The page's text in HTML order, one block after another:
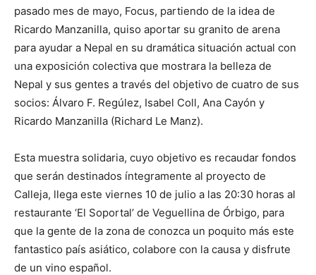
pasado mes de mayo, Focus, partiendo de la idea de
Ricardo Manzanilla, quiso aportar su granito de arena
para ayudar a Nepal en su dramática situación actual con
una exposición colectiva que mostrara la belleza de
Nepal y sus gentes a través del objetivo de cuatro de sus
socios: Álvaro F. Regúlez, Isabel Coll, Ana Cayón y
Ricardo Manzanilla (Richard Le Manz).
Esta muestra solidaria, cuyo objetivo es recaudar fondos
que serán destinados íntegramente al proyecto de
Calleja, llega este viernes 10 de julio a las 20:30 horas al
restaurante ‘El Soportal’ de Veguellina de Órbigo, para
que la gente de la zona de conozca un poquito más este
fantastico país asiático, colabore con la causa y disfrute
de un vino español.